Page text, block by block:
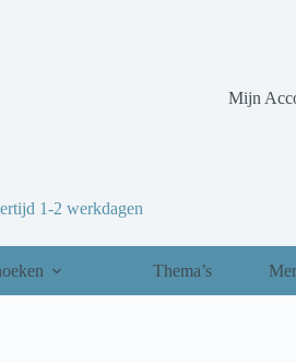
Mijn
1-2 werkdagen
Thema’s